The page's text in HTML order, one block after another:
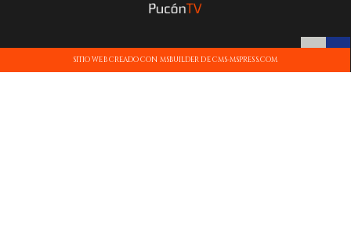
SITIO WEB CREADO CON MSBUILDER DE CMS-MSPRESS.COM